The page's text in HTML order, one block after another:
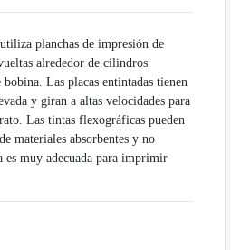
planchas de impresión de
alrededor de cilindros
Las placas entintadas tienen
y giran a altas velocidades para
Las tintas flexográficas pueden
materiales absorbentes y no
es muy adecuada para imprimir